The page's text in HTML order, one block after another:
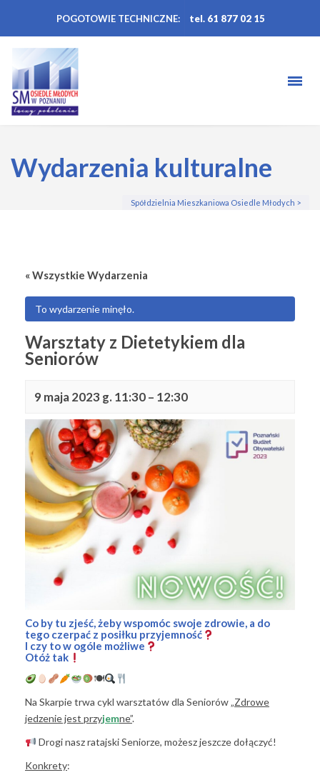
POGOTOWIE TECHNICZNE: tel. 61 877 02 15
Wydarzenia kulturalne
Spółdzielnia Mieszkaniowa Osiedle Młodych >
« Wszystkie Wydarzenia
To wydarzenie minęło.
Warsztaty z Dietetykiem dla
Seniorów
9 maja 2023 g. 11:30– 12:30
Co by tu zjeść, żeby wspomóc swoje zdrowie, a do
tego czerpać z posiłku przyjemność
I czy to w ogóle możliwe
Otóż tak
🍽
Na Skarpie trwa cykl warsztatów dla Seniorów „Zdrowe
jedzenie jest przyjemne”.
Drogi nasz ratajski Seniorze, możesz jeszcze dołączyć!
Konkrety: